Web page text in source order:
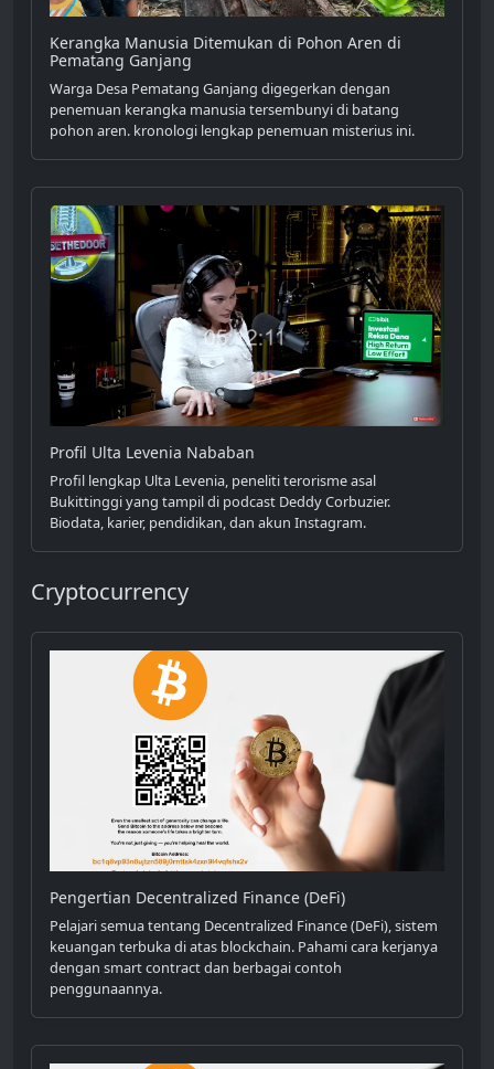
Kerangka Manusia Ditemukan di Pohon Aren di
Pematang Ganjang
Warga Desa Pematang Ganjang digegerkan dengan
penemuan kerangka manusia tersembunyi di batang
pohon aren. kronologi lengkap penemuan misterius ini.
Profil Ulta Levenia Nababan
Profil lengkap Ulta Levenia, peneliti terorisme asal
Bukittinggi yang tampil di podcast Deddy Corbuzier.
Biodata, karier, pendidikan, dan akun Instagram.
Cryptocurrency
Pengertian Decentralized Finance (DeFi)
Pelajari semua tentang Decentralized Finance (DeFi), sistem
keuangan terbuka di atas blockchain. Pahami cara kerjanya
dengan smart contract dan berbagai contoh
penggunaannya.